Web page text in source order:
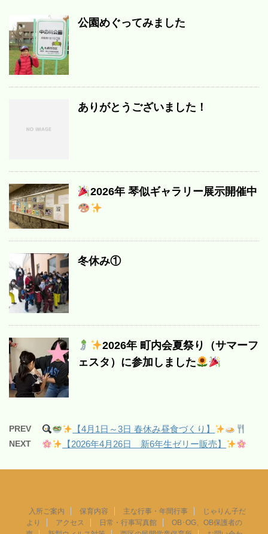
公園めぐってみました
ありがとうございました！
2026年 琴似ギャラリー展示開催中
冬休み①
2026年 町内会夏祭り（サマーフ
ェスタ）に参加しました
PREV 【4月1日～3日 春休み昼食づくり】
NEXT 【2026年4月26日 新6年生ゼリー販売】
入所ご案内 保育内容 主な行事・年間行事
じゃりん子だ
より
アクセス 日常・行事写真館
OB･OG、OB保護者の